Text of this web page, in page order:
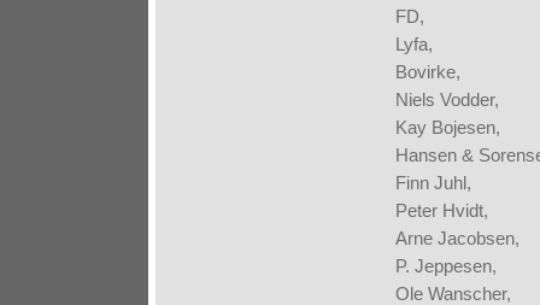
FD,
Lyfa,
Bovirke,
Niels Vodder,
Kay Bojesen,
Hansen &
Finn Juhl,
Peter Hvidt,
Arne Jacobsen,
P. Jeppesen,
Ole Wanscher,